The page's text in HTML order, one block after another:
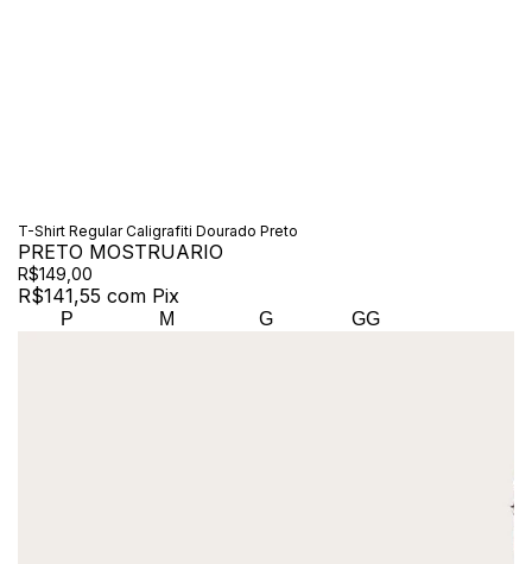
T-Shirt Regular Caligrafiti Dourado Preto
PRETO MOSTRUARIO
R$149,00
R$141,55 com Pix
P M G GG